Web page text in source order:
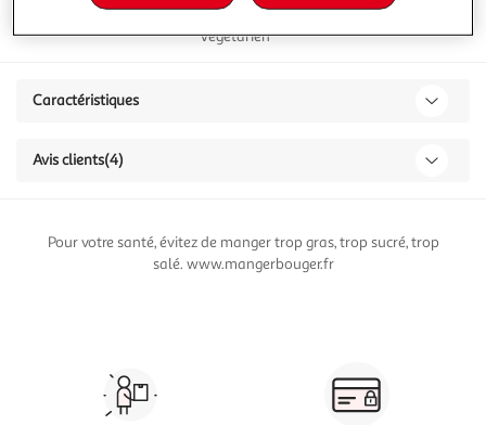
Végétarien
Caractéristiques
Avis clients(4)
Pour votre santé, évitez de manger trop gras, trop sucré, trop
salé. www.mangerbouger.fr